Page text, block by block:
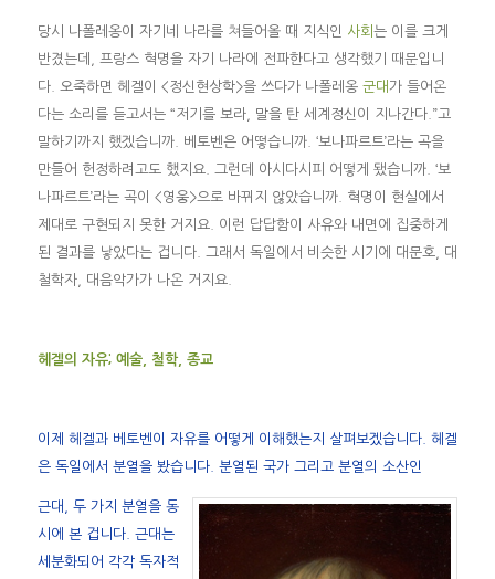
당시 나폴레옹이 자기네 나라를 쳐들어올 때 지식인 사회 는 이를 크게
반겼는데, 프랑스 혁명을 자기 나라에 전파한다고 생각했기 때문입니
다. 오죽하면 헤겔이 <정신현상학>을 쓰다가 나폴레옹 군대 가 들어온
다는 소리를 듣고서는 “저기를 보라, 말을 탄 세계정신이 지나간다.”고
말하기까지 했겠습니까. 베토벤은 어떻습니까. ‘보나파르트’라는 곡을
만들어 헌정하려고도 했지요. 그런데 아시다시피 어떻게 됐습니까. ‘보
나파르트’라는 곡이 <영웅>으로 바뀌지 않았습니까. 혁명이 현실에서
제대로 구현되지 못한 거지요. 이런 답답함이 사유와 내면에 집중하게
된 결과를 낳았다는 겁니다. 그래서 독일에서 비슷한 시기에 대문호, 대
철학자, 대음악가가 나온 거지요.
헤겔의 자유; 예술, 철학, 종교
이제 헤겔과 베토벤이 자유를 어떻게 이해했는지 살펴보겠습니다. 헤겔
은 독일에서 분열을 봤습니다. 분열된 국가 그리고 분열의 소산인
근대, 두 가지 분열을 동
시에 본 겁니다. 근대는
세분화되어 각각 독자적